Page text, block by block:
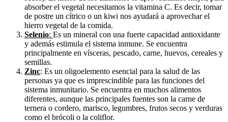
absorber el vegetal necesitamos la vitamina C. Es decir, tomar
de postre un cítrico o un kiwi nos ayudará a aprovechar el
hierro vegetal de la comida.
Selenio: Es un mineral con una fuerte capacidad antioxidante
y además estimula el sistema inmune. Se encuentra
principalmente en vísceras, pescado, carne, huevos, cereales y
semillas.
Zinc: Es un oligoelemento esencial para la salud de las
personas ya que es imprescindible para las funciones del
sistema inmunitario. Se encuentra en muchos alimentos
diferentes, aunque las principales fuentes son la carne de
ternera o cordero, marisco, legumbres, frutos secos y verduras
como el brócoli o la coliflor.